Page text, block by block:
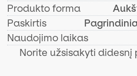
Produkto forma
Paskirtis
Naudojimo laikas
Norite užsisakyti didesnį